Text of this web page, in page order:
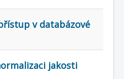
v databázové
jakosti